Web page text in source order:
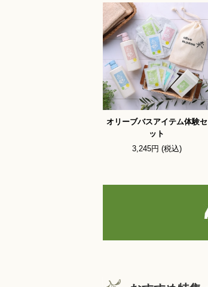
オリーブバスアイテム体験セ
ット
3,245円 (税込)